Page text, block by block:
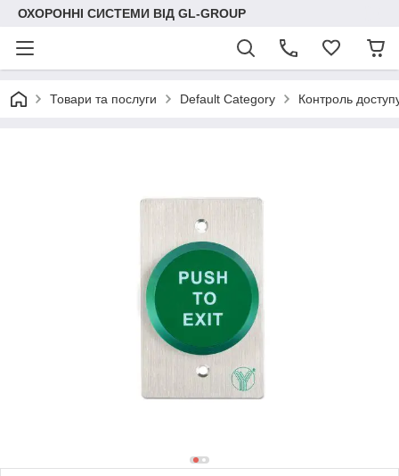
ОХОРОННІ СИСТЕМИ ВІД GL-GROUP
Товари та послуги Default Category Контроль